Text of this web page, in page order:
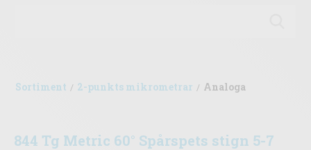
Sortiment / 2-punkts mikrometrar / Analoga
844 Tg Metric 60° Spårspets stign 5-7